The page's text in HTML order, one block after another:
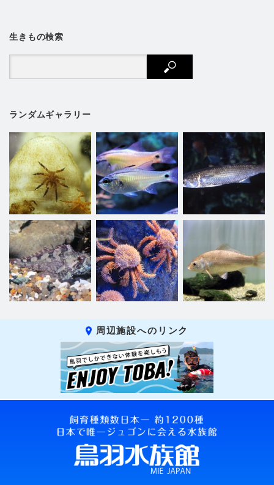
生きもの検索
ランダムギャラリー
周辺施設へのリンク